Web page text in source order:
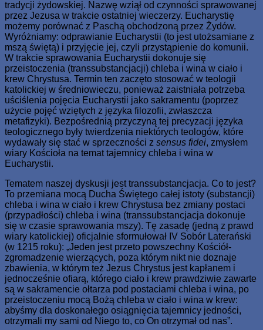
tradycji żydowskiej. Nazwę wziął od czynności sprawowanej
przez Jezusa w trakcie ostatniej wieczerzy. Eucharystię
możemy porównać z Paschą obchodzoną przez Żydów.
Wyróżniamy: odprawianie Eucharystii (to jest utożsamiane z
mszą świętą) i przyjęcie jej, czyli przystąpienie do komunii.
W trakcie sprawowania Eucharystii dokonuje się
przeistoczenia (transsubstancjacji) chleba i wina w ciało i
krew Chrystusa. Termin ten zaczęto stosować w teologii
katolickiej w średniowieczu, ponieważ zaistniała potrzeba
uściślenia pojęcia Eucharystii jako sakramentu (poprzez
użycie pojęć wziętych z języka filozofii, zwłaszcza
metafizyki). Bezpośrednią przyczyną tej precyzacji języka
teologicznego były twierdzenia niektórych teologów, które
wydawały się stać w sprzeczności z sensus fidei, zmysłem
wiary Kościoła na temat tajemnicy chleba i wina w
Eucharystii.
Tematem naszej dyskusji jest transsubstancjacja. Co to jest?
To przemiana mocą Ducha Świętego całej istoty (substancji)
chleba i wina w ciało i krew Chrystusa bez zmiany postaci
(przypadłości) chleba i wina (transsubstancjacja dokonuje
się w czasie sprawowania mszy). Tę zasadę (jedną z prawd
wiary katolickiej) oficjalnie sformułował IV Sobór Laterański
(w 1215 roku): „Jeden jest przeto powszechny Kościół-
zgromadzenie wierzących, poza którym nikt nie doznaje
zbawienia, w którym też Jezus Chrystus jest kapłanem i
jednocześnie ofiarą, którego ciało i krew prawdziwie zawarte
są w sakramencie ołtarza pod postaciami chleba i wina, po
przeistoczeniu mocą Bożą chleba w ciało i wina w krew:
abyśmy dla doskonałego osiągnięcia tajemnicy jedności,
otrzymali my sami od Niego to, co On otrzymał od nas”.